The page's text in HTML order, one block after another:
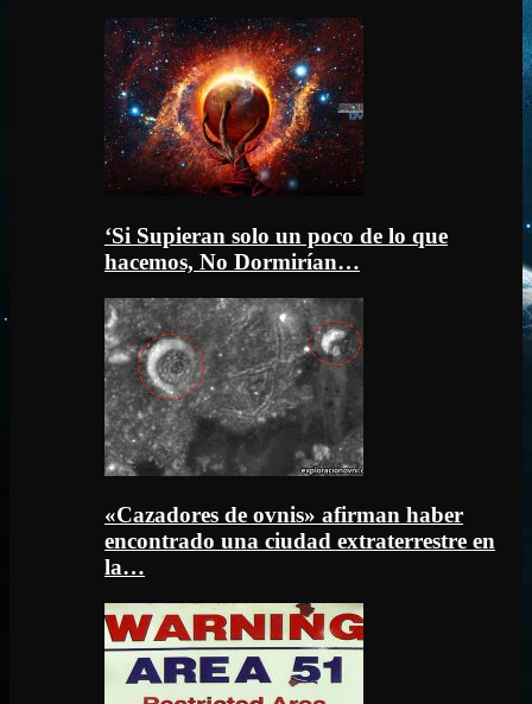
‘Si Supieran solo un poco de lo que
hacemos, No Dormirían…
«Cazadores de ovnis» afirman haber
encontrado una ciudad extraterrestre en
la…